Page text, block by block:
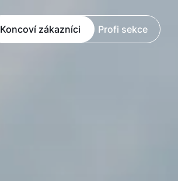
Koncoví zákazníci Profi sekce